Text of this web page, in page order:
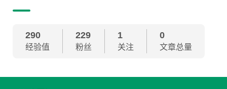
290
经验值
229
粉丝
1
关注
0
文章总量